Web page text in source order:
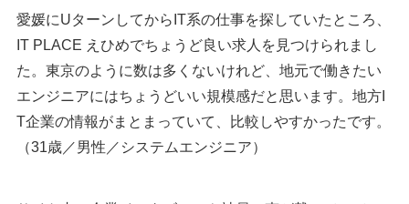
愛媛にUターンしてからIT系の仕事を探していたところ、
IT PLACE えひめでちょうど良い求人を見つけられまし
た。東京のように数は多くないけれど、地元で働きたい
エンジニアにはちょうどいい規模感だと思います。地方I
T企業の情報がまとまっていて、比較しやすかったです。
（31歳／男性／システムエンジニア）